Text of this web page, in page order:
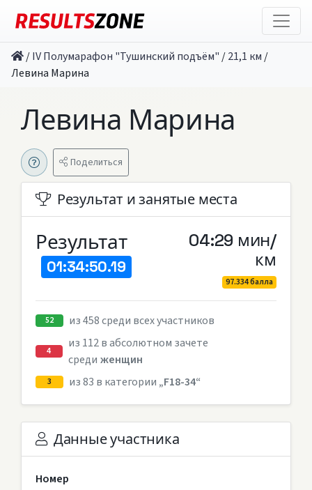
/IV Полумарафон "Тушинский подъём" /21,1 км /
Левина Марина
Левина Марина
Поделиться
Результат и занятые места
Результат
01:34:50.19
04:29 мин/
км
97.334 балла
52 из 458 среди всех участников
4
из 112 в абсолютном зачете
среди женщин
3 из 83 в категории „F18-34“
Данные участника
Номер